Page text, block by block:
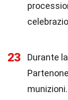
23
Durante
munizioni.